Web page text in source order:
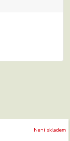
Není skladem